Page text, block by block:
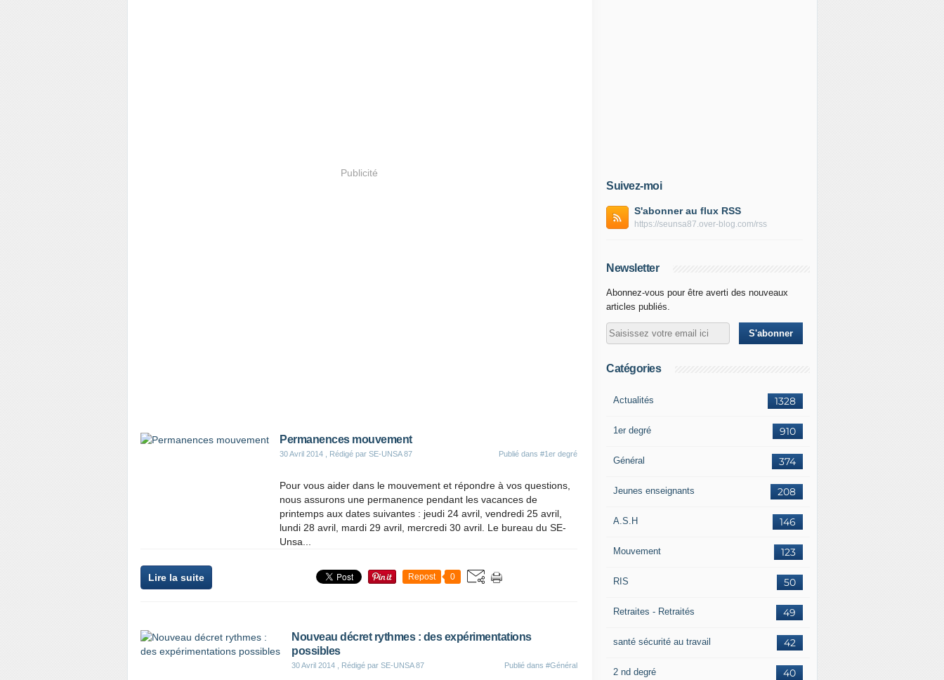
Publicité
Permanences mouvement
30 Avril 2014 , Rédigé par SE-UNSA 87 Publié dans #1er degré
Pour vous aider dans le mouvement et répondre à vos questions,
nous assurons une permanence pendant les vacances de
printemps aux dates suivantes : jeudi 24 avril, vendredi 25 avril,
lundi 28 avril, mardi 29 avril, mercredi 30 avril. Le bureau du SE-
Unsa...
Lire la suite Repost 0
Nouveau décret rythmes : des expérimentations
possibles
30 Avril 2014 , Rédigé par SE-UNSA 87 Publié dans #Général
Suivez-moi
S'abonner au flux RSS
https://seunsa87.over-blog.com/rss
Newsletter
Abonnez-vous pour être averti des nouveaux
articles publiés.
Catégories
1328
Actualités
910
1er degré
374
Général
208
Jeunes enseignants
146
A.S.H
123
Mouvement
50
RIS
49
Retraites - Retraités
42
santé sécurité au travail
40
2 nd degré